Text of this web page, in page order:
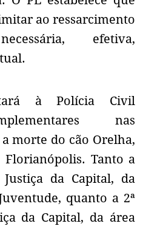
ao ressarcimento
efetiva,
à Polícia Civil
nas
morte do cão Orelha,
Tanto a
da Capital, da
quanto a 2ª
da Capital, da área